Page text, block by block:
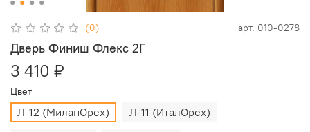
(0) арт. 010-0278
Дверь Финиш Флекс 2Г
3 410 ₽
Цвет
Л-12 (МиланОрех)
Л-11 (ИталОрех)